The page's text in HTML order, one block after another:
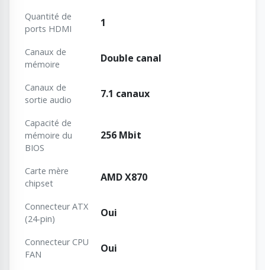
Quantité de
ports HDMI
1
Canaux de
mémoire
Double canal
Canaux de
sortie audio
7.1 canaux
Capacité de
mémoire du
BIOS
256 Mbit
Carte mère
chipset
AMD X870
Connecteur ATX
(24-pin)
Oui
Connecteur CPU
FAN
Oui